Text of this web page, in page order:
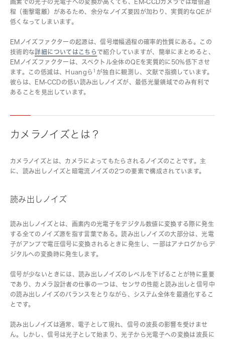
画素での光子の光電子への変換が高くても、EM-CCDカメラでは増倍過
程（衝撃電離）があるため、余分なノイズ要因が加わり、実質的なQEが
低くなってしまいます。
EMノイズファクターの起源は、信号増幅過程の確率的性質にある。この
技術的な詳細についてはこちらで紹介していますが、簡単にまとめると、
EMノイズファクターは、スペクトル全体のQEを実質的に50%低下させ
ます。この低減は、Huangら 1 が独自に観測し、文献で指摘しています。
彼らは、EM-CCDの低い読み出しノイズが、最低光量領域でのみ有利で
あることを見出しています。
カメラノイズとは？
カメラノイズとは、カメラによってもたらされるノイズのことです。主
に、読み出しノイズと暗電流ノイズの2つの要素で構成されています。
読み出しノイズ
読み出しノイズとは、画素内の光電子をデジタル数値に変換する際に発生
する全てのノイズ源を指す言葉である。読み出しノイズの大部分は、光電
子がアンプで電圧信号に変換されるときに発生し、一部はアナログからデ
ジタルへの変換時に発生します。
信号が少ないときには、読み出しノイズのレベルを下げることが特に重要
であり、カメラ設計者の仕事の一つは、センサの性能と読み出しと信号中
の読み出しノイズのバランスをとりながら、システム全体を最適化するこ
とです。
読み出しノイズは通常、電子として現れ、信号の波長の影響を受けませ
ん。しかし、信号は光子として始まり、光子から光電子への変換は波長に